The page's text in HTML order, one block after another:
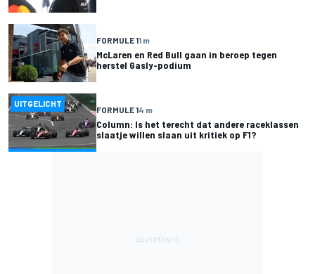
FORMULE 11 m
McLaren en Red Bull gaan in beroep tegen
herstel Gasly-podium
UITGELICHT
FORMULE 14 m
Column: Is het terecht dat andere raceklassen
slaatje willen slaan uit kritiek op F1?